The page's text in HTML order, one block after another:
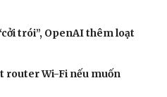
trói”, OpenAI thêm loạt
router Wi-Fi nếu muốn